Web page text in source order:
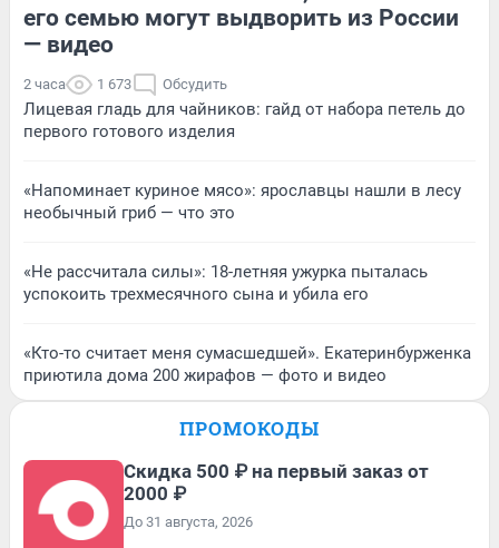
его семью могут выдворить из России
— видео
2 часа 1 673 Обсудить
Лицевая гладь для чайников: гайд от набора петель до
первого готового изделия
«Напоминает куриное мясо»: ярославцы нашли в лесу
необычный гриб — что это
«Не рассчитала силы»: 18-летняя ужурка пыталась
успокоить трехмесячного сына и убила его
«Кто-то считает меня сумасшедшей». Екатеринбурженка
приютила дома 200 жирафов — фото и видео
ПРОМОКОДЫ
Скидка 500 ₽ на первый заказ от
2000 ₽
До 31 августа, 2026